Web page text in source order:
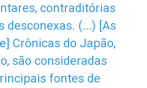
contraditórias
desconexas. (...) [As
Crônicas do Japão,
são consideradas
fontes de